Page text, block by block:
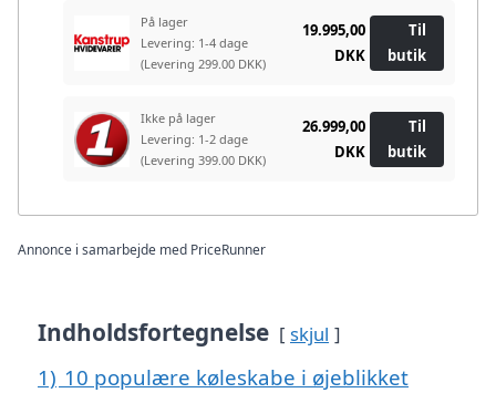
På lager
Levering: 1-4 dage
(Levering 299.00 DKK)
19.995,00
DKK
Til
butik
Ikke på lager
Levering: 1-2 dage
(Levering 399.00 DKK)
26.999,00
DKK
Til
butik
Annonce i samarbejde med PriceRunner
Indholdsfortegnelse skjul
1) 10 populære køleskabe i øjeblikket